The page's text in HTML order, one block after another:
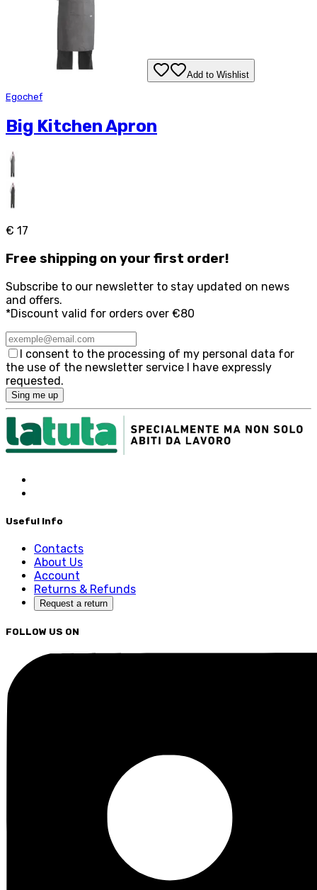
Add to Wishlist
Egochef
Big Kitchen Apron
€ 17
Free shipping on your first order!
Subscribe to our newsletter to stay updated on news
and offers.
*Discount valid for orders over €80
I consent to the processing of my personal data for
the use of the newsletter service I have expressly
requested.
Sing me up
Useful Info
Contacts
About Us
Account
Returns & Refunds
Request a return
FOLLOW US ON